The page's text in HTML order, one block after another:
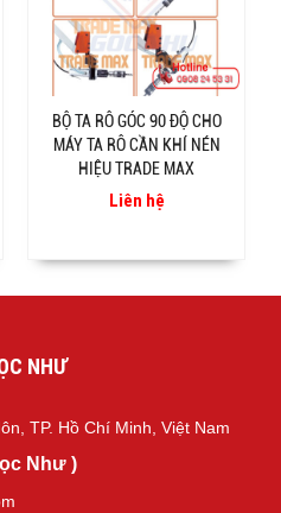
BỘ TA RÔ GÓC 90 ĐỘ CHO
MÁY TA RÔ CẦN KHÍ NÉN
HIỆU TRADE MAX
Liên hệ
NHƯ
TP. Hồ Chí Minh, Việt Nam
Như )